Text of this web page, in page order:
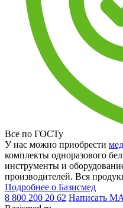
Все по ГОСТу
У нас можно приобрести
комплекты одноразового
инструменты и
производителей. Вся
Подробнее о Базисмед
8 800 200 20 62 Написать